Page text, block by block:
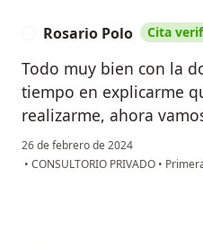
Rosario Polo Cita
Todo muy bien con la
tiempo en explicarme
realizarme, ahora
26 de febrero de 2024
• CONSULTORIO PRIVADO •